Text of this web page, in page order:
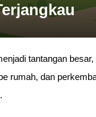
tantangan
rumah, dan